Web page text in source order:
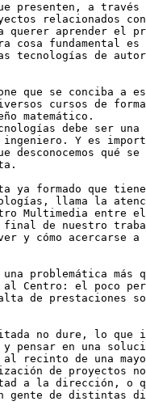
presenten, a través
relacionados
aprender el
cosa fundamental es
tecnologías de
que se conciba a
cursos de
matemático.
debe ser una
Y es
qué se
ya formado que tiene
llama la
Multimedia entre
final de nuestro
y cómo acercarse a
problemática más
Centro: el poco
de prestaciones
no dure, lo que
pensar en una
recinto de una
de proyectos
a la dirección, o
gente de distintas